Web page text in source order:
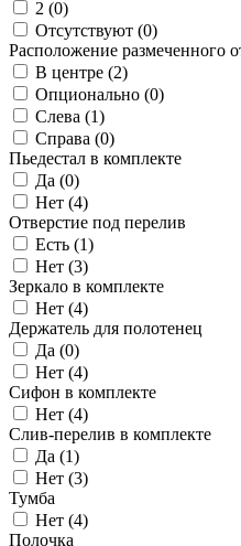
2 (0)
Отсутствуют (0)
Расположение размеченного
В центре (2)
Опционально (0)
Слева (1)
Справа (0)
Пьедестал в комплекте
Да (0)
Нет (4)
Отверстие под перелив
Есть (1)
Нет (3)
Зеркало в комплекте
Нет (4)
Держатель для полотенец
Да (0)
Нет (4)
Сифон в комплекте
Нет (4)
Слив-перелив в комплекте
Да (1)
Нет (3)
Тумба
Нет (4)
Полочка